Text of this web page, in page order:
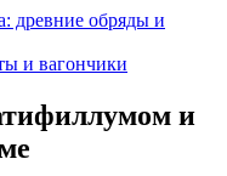
древние обряды и
и вагончики
и